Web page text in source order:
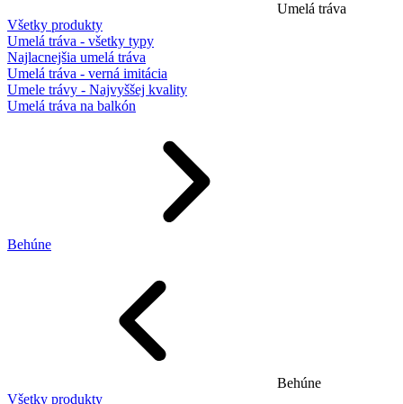
Umelá tráva
Všetky produkty
Umelá tráva - všetky typy
Najlacnejšia umelá tráva
Umelá tráva - verná imitácia
Umele trávy - Najvyššej kvality
Umelá tráva na balkón
Behúne
Behúne
Všetky produkty